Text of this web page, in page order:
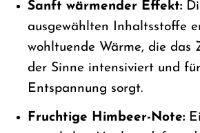
Sanft wärmender Effekt:
ausgewählten Inhaltsstoffe
wohltuende Wärme, die das
der Sinne intensiviert und
Entspannung sorgt.
Fruchtige Himbeer-Note: